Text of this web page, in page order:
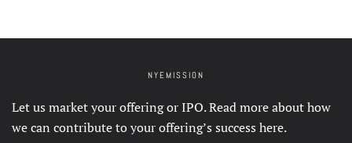
NYEMISSION
Let us market your offering or IPO. Read more about how
we can contribute to your offering’s success here.